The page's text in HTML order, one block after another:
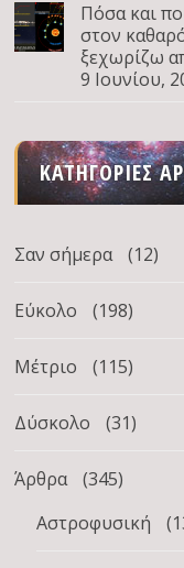
Πόσα και
στον
ξεχωρίζω
9 Ιουνίου,
ΚΑΤΗΓΟΡΊΕΣ
Σαν σήμερα (12)
Εύκολο (198)
Μέτριο (115)
Δύσκολο (31)
Άρθρα
(345)
Αστροφυσική